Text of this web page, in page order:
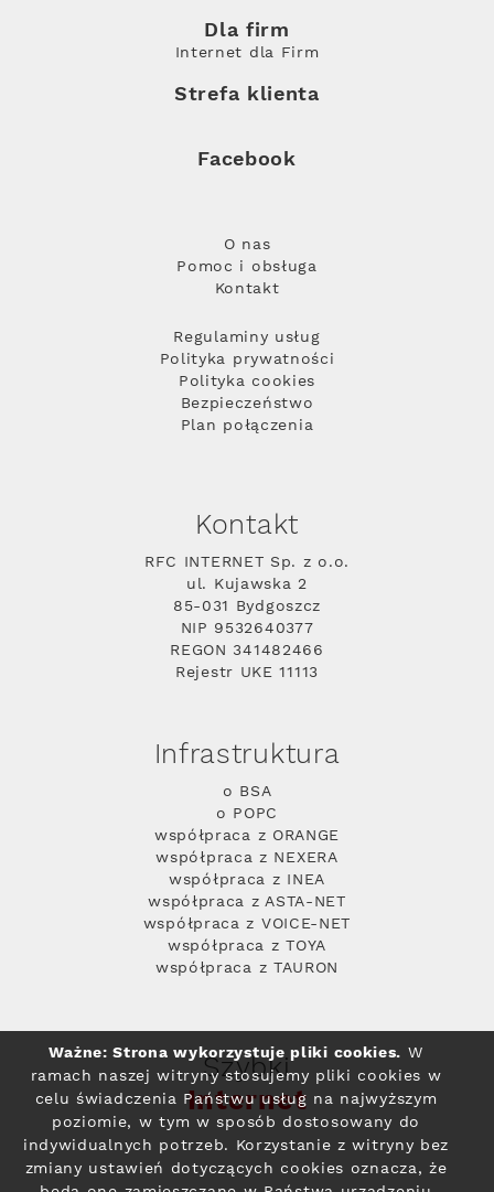
Dla firm
Internet dla Firm
Strefa klienta
Facebook
O nas
Pomoc i obsługa
Kontakt
Regulaminy usług
Polityka prywatności
Polityka cookies
Bezpieczeństwo
Plan połączenia
Kontakt
RFC INTERNET Sp. z o.o.
ul. Kujawska 2
85-031 Bydgoszcz
NIP 9532640377
REGON 341482466
Rejestr UKE 11113
Infrastruktura
o BSA
o POPC
współpraca z ORANGE
współpraca z NEXERA
współpraca z INEA
współpraca z ASTA-NET
współpraca z VOICE-NET
współpraca z TOYA
współpraca z TAURON
Szybki
Internet
Ważne: Strona wykorzystuje pliki cookies. W
ramach naszej witryny stosujemy pliki cookies w
celu świadczenia Państwu usług na najwyższym
poziomie, w tym w sposób dostosowany do
indywidualnych potrzeb. Korzystanie z witryny bez
zmiany ustawień dotyczących cookies oznacza, że